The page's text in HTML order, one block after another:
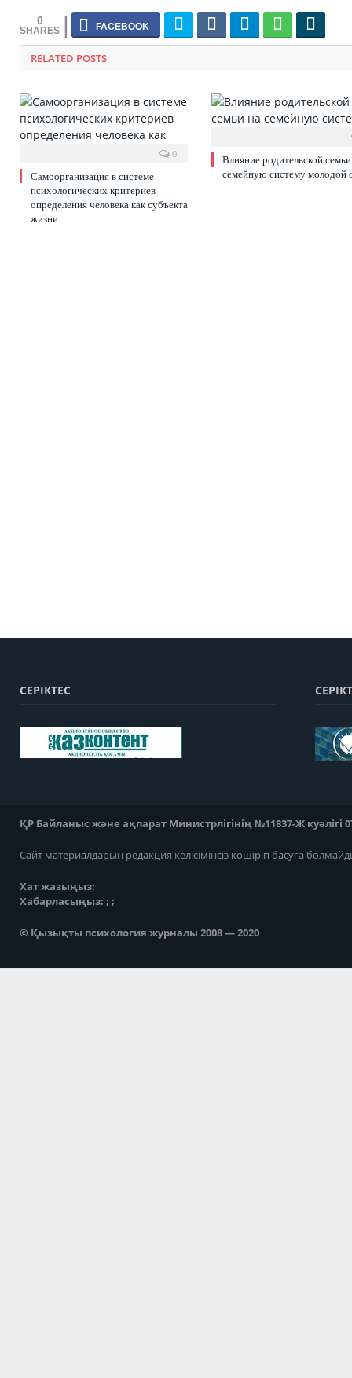
0
RELATED POSTS
0
Самоорганизация в системе
психологических критериев
определения человека как субъекта
жизни
Влияние родительской
семейную систему молодой
СЕРІКТЕС
ҚР Байланыс және ақпарат Министрлігінің №11837-Ж куәлігі
Сайт материалдарын редакция келісімінсіз көшіріп басуға
Хат жазыңыз:
Хабарласыңыз: ; ;
© Қызықты психология журналы 2008 — 2020